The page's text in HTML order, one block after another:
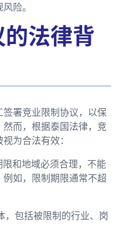
险。
法律背
署竞业限制协议，以保
而，根据泰国法律，竞
为合法有效：
和地域必须合理，不能
如，限制期限通常不超
，包括被限制的行业、岗